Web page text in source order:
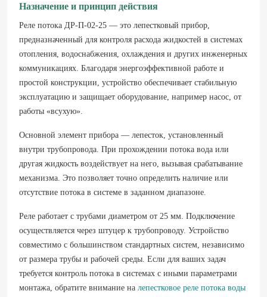
Назначение и принцип действия
Реле потока ДР-П-02-25 — это лепестковый прибор,
предназначенный для контроля расхода жидкостей в системах
отопления, водоснабжения, охлаждения и других инженерных
коммуникациях. Благодаря энергоэффективной работе и
простой конструкции, устройство обеспечивает стабильную
эксплуатацию и защищает оборудование, например насос, от
работы «всухую».
Основной элемент прибора — лепесток, установленный
внутри трубопровода. При прохождении потока вода или
другая жидкость воздействует на него, вызывая срабатывание
механизма. Это позволяет точно определить наличие или
отсутствие потока в системе в заданном диапазоне.
Реле работает с трубами диаметром от 25 мм. Подключение
осуществляется через штуцер к трубопроводу. Устройство
совместимо с большинством стандартных систем, независимо
от размера трубы и рабочей среды. Если для ваших задач
требуется контроль потока в системах с иными параметрами
монтажа, обратите внимание на лепестковое реле потока воды